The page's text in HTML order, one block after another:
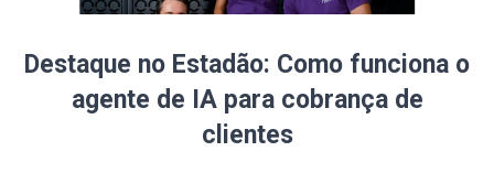
Destaque no Estadão: Como funciona o
agente de IA para cobrança de
clientes